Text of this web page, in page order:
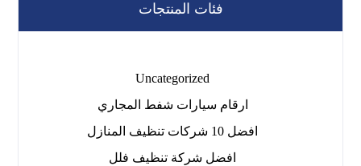
فئات المنتجات
Uncategorized
ارقام سيارات شفط المجاري
افضل 10 شركات تنظيف المنازل
افضل شركة تنظيف فلل